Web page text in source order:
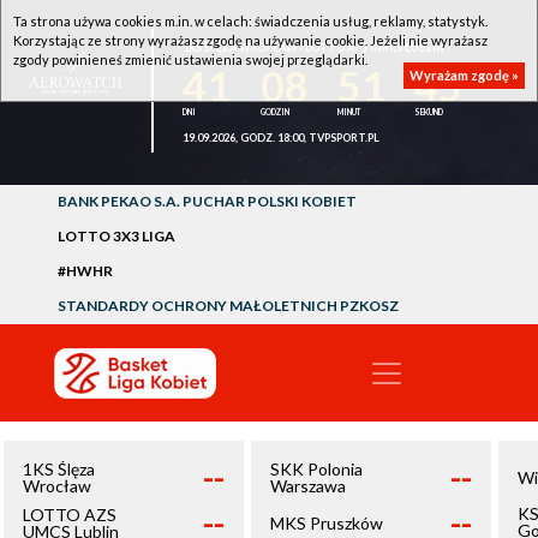
1KS ŚLĘZA WROCŁAW - LOTTO AZS UMCS LUBLIN
45
19.09.2026, GODZ. 18:00, TVPSPORT.PL
BANK PEKAO S.A. PUCHAR POLSKI KOBIET
LOTTO 3X3 LIGA
#HWHR
STANDARDY OCHRONY MAŁOLETNICH PZKOSZ
1KS Ślęza
Wrocław
--
LOTTO AZS
UMCS Lublin
--
SKK Polonia
Warszawa
--
MKS Pruszków --
Ta strona używa cookies m.in. w celach: świadczenia usług, reklamy, statystyk.
Korzystając ze strony wyrażasz zgodę na używanie cookie. Jeżeli nie wyrażasz
zgody powinieneś zmienić ustawienia swojej przeglądarki.
Wyrażam zgodę »